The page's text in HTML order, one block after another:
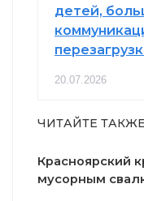
детей,
20.07.2026
ЧИТАЙТЕ
Красноярский
мусорным